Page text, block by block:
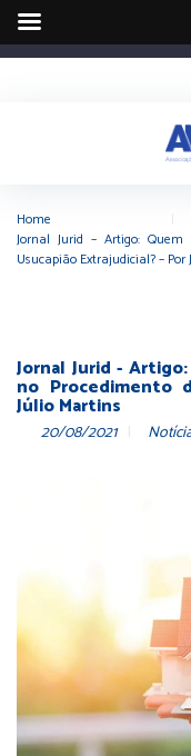
Home
Jornal Jurid – Artigo:
Usucapião Extrajudicial? – Por
Jornal Jurid -
no Procedimento
Júlio Martins
20/08/2021